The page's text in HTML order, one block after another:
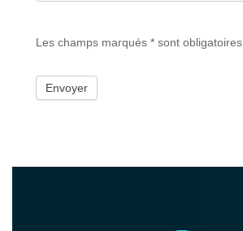
Les champs marqués * sont obligatoires
Envoyer